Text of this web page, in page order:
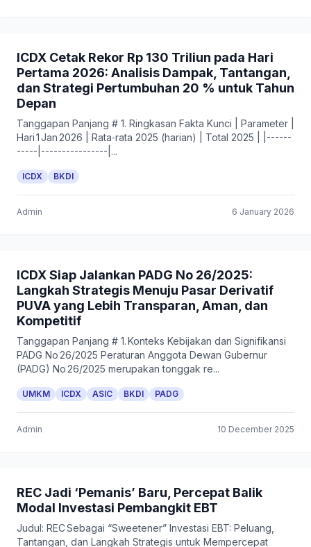
ICDX Cetak Rekor Rp 130 Triliun pada Hari
Pertama 2026: Analisis Dampak, Tantangan,
dan Strategi Pertumbuhan 20 % untuk Tahun
Depan
Tanggapan Panjang # 1. Ringkasan Fakta Kunci | Parameter |
Hari 1 Jan 2026 | Rata‑rata 2025 (harian) | Total 2025 | |------
-----|----------------|...
ICDX BKDI
Admin 6 January 2026
ICDX Siap Jalankan PADG No 26/2025:
Langkah Strategis Menuju Pasar Derivatif
PUVA yang Lebih Transparan, Aman, dan
Kompetitif
Tanggapan Panjang # 1. Konteks Kebijakan dan Signifikansi
PADG No 26/2025 Peraturan Anggota Dewan Gubernur
(PADG) No 26/2025 merupakan tonggak re...
UMKM ICDX ASIC BKDI PADG
Admin 10 December 2025
REC Jadi ‘Pemanis’ Baru, Percepat Balik
Modal Investasi Pembangkit EBT
Judul: REC Sebagai “Sweetener” Investasi EBT: Peluang,
Tantangan, dan Langkah Strategis untuk Mempercepat